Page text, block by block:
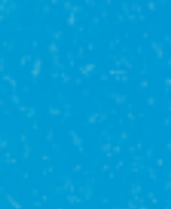
оптимальный
Специалисты
помогут
именно